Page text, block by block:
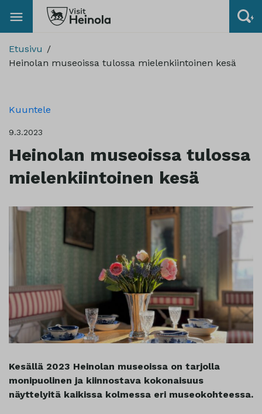
Etusivu
Heinolan museoissa tulossa mielenkiintoinen kesä
Kuuntele
9.3.2023
Heinolan museoissa tulossa
mielenkiintoinen kesä
Kesällä 2023 Heinolan museoissa on tarjolla
monipuolinen ja kiinnostava kokonaisuus
näyttelyitä kaikissa kolmessa eri museokohteessa.